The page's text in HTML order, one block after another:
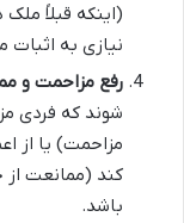
(اینکه قبلاً
نیازی به
رفع مزاحمت و
شوند که فردی
مزاحمت) یا از
کند (ممانعت
باشد.